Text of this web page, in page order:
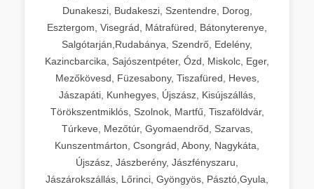
Dunakeszi, Budakeszi, Szentendre, Dorog,
Esztergom, Visegrád, Mátrafüred, Bátonyterenye,
Salgótarján,Rudabánya, Szendrő, Edelény,
Kazincbarcika, Sajószentpéter, Ózd, Miskolc, Eger,
Mezőkövesd, Füzesabony, Tiszafüred, Heves,
Jászapáti, Kunhegyes, Újszász, Kisújszállás,
Törökszentmiklós, Szolnok, Martfű, Tiszaföldvár,
Túrkeve, Mezőtúr, Gyomaendrőd, Szarvas,
Kunszentmárton, Csongrád, Abony, Nagykáta,
Újszász, Jászberény, Jászfényszaru,
Jászárokszállás, Lőrinci, Gyöngyös, Pásztó,Gyula,